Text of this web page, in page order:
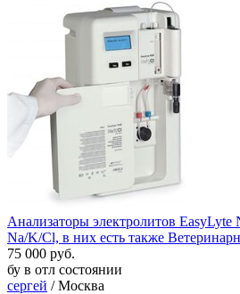
Анализаторы электролитов EasyLyte
Na/K/Cl, в них есть также
75 000 руб.
бу в отл состоянии
сергей / Москва